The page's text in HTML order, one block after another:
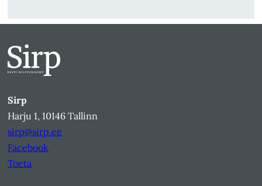
Sirp
Harju 1, 10146 Tallinn
sirp@sirp.ee
Facebook
Toeta